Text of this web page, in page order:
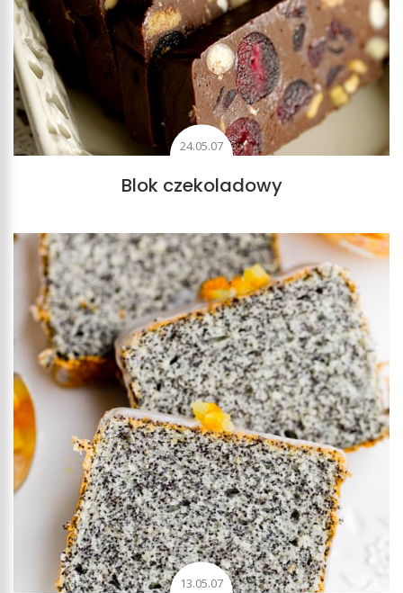
24.05.07
Blok czekoladowy
13.05.07